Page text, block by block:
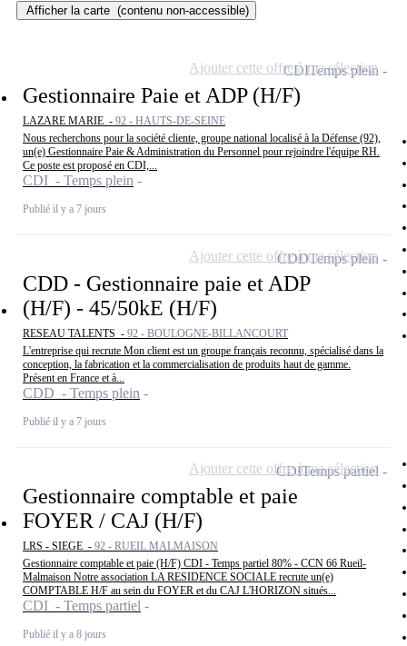
Afficher la carte (contenu non-accessible)
Gestionnaire Paie et ADP (H/F)
LAZARE MARIE - 92 - HAUTS-DE-SEINE
Nous recherchons pour la société cliente, groupe national localisé à la Défense (92),
un(e) Gestionnaire Paie & Administration du Personnel pour rejoindre l'équipe RH.
Ce poste est proposé en CDI,...
CDI - Temps plein
Publié il y a 7 jours
CDITemps plein
Ajouter cette offre à ma sélection
CDD - Gestionnaire paie et ADP
(H/F) - 45/50kE (H/F)
RESEAU TALENTS - 92 - BOULOGNE-BILLANCOURT
L'entreprise qui recrute Mon client est un groupe français reconnu, spécialisé dans la
conception, la fabrication et la commercialisation de produits haut de gamme.
Présent en France et à...
CDD - Temps plein
Publié il y a 7 jours
CDDTemps plein
Ajouter cette offre à ma sélection
Gestionnaire comptable et paie
FOYER / CAJ (H/F)
LRS - SIEGE - 92 - RUEIL MALMAISON
Gestionnaire comptable et paie (H/F) CDI - Temps partiel 80% - CCN 66 Rueil-
Malmaison Notre association LA RESIDENCE SOCIALE recrute un(e)
COMPTABLE H/F au sein du FOYER et du CAJ L'HORIZON situés...
CDI - Temps partiel
Publié il y a 8 jours
CDITemps partiel
Ajouter cette offre à ma sélection